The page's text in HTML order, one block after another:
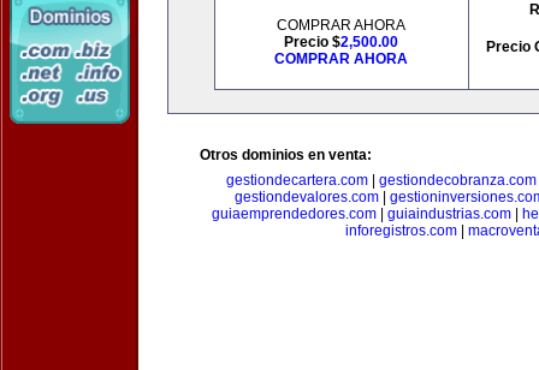
COMPRAR AHORA
Precio $2,500.00
COMPRAR AHORA
Precio
Otros dominios en venta:
gestiondecartera.com| gestiondecobranza.com
gestiondevalores.com|
guiaemprendedores.com
guiaindustrias.com
inforegistros.com